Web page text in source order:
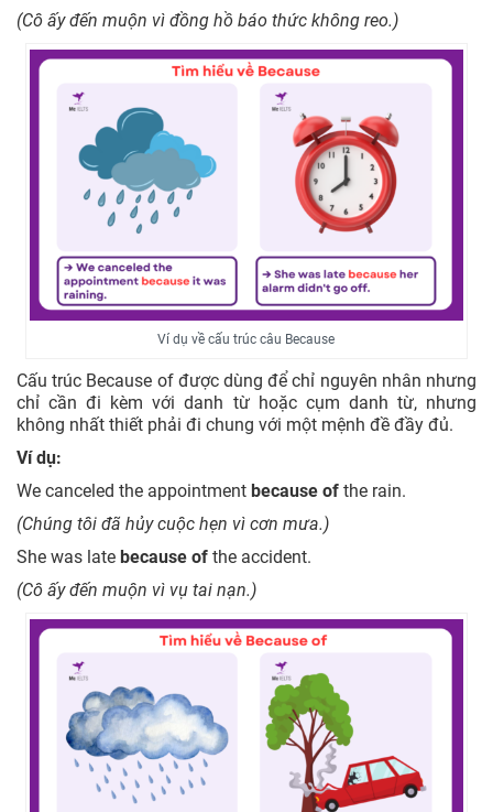
(Cô ấy đến muộn vì đồng hồ báo thức không reo.)
Ví dụ về cấu trúc câu Because
Cấu trúc Because of được dùng để chỉ nguyên nhân nhưng
chỉ cần đi kèm với danh từ hoặc cụm danh từ, nhưng
không nhất thiết phải đi chung với một mệnh đề đầy đủ.
Ví dụ:
We canceled the appointment because of the rain.
(Chúng tôi đã hủy cuộc hẹn vì cơn mưa.)
She was late because of the accident.
(Cô ấy đến muộn vì vụ tai nạn.)